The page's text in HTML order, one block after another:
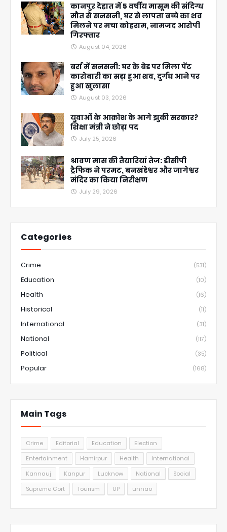
कानपुर देहात में 5 वर्षीय मासूम की संदिग्ध
मौत से सनसनी, घर से लापता बच्चे का शव
मिलने पर मचा कोहराम, नामजद आरोपी
गिरफ्तार
August 04, 2026
बर्रा में सनसनी: घर के बेड पर मिला पेंट
कारोबारी का सड़ा हुआ शव, दुर्गंध आने पर
हुआ खुलासा
August 03, 2026
युवाओं के आक्रोश के आगे झुकी सरकार?
शिक्षा मंत्री ने छोड़ा पद
July 25, 2026
श्रावण मास की तैयारियां तेज: डीसीपी
ट्रैफिक ने परमट, बनखंडेश्वर और जागेश्वर
मंदिर का किया निरीक्षण
July 29, 2026
Categories
Crime (531)
Education (10)
Health (16)
Historical (11)
International (31)
National (117)
Political (35)
Popular (168)
Main Tags
Crime Editorial Education
Election
Entertainment
Hamirpur Health
International
Kannauj
Kanpur Lucknow National
Social
Supreme Cort
Tourism UP unnao